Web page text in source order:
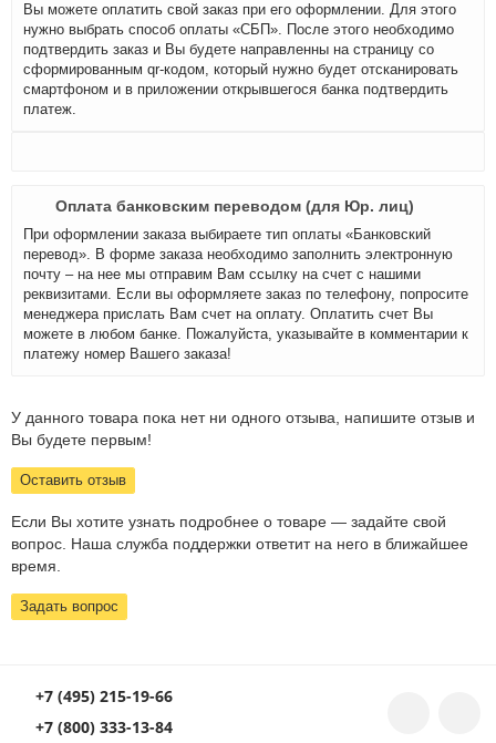
Вы можете оплатить свой заказ при его оформлении. Для этого
нужно выбрать способ оплаты «СБП». После этого необходимо
подтвердить заказ и Вы будете направленны на страницу со
сформированным qr-кодом, который нужно будет отсканировать
смартфоном и в приложении открывшегося банка подтвердить
платеж.
Оплата банковским переводом (для Юр. лиц)
При оформлении заказа выбираете тип оплаты «Банковский
перевод». В форме заказа необходимо заполнить электронную
почту – на нее мы отправим Вам ссылку на счет с нашими
реквизитами. Если вы оформляете заказ по телефону, попросите
менеджера прислать Вам счет на оплату. Оплатить счет Вы
можете в любом банке. Пожалуйста, указывайте в комментарии к
платежу номер Вашего заказа!
У данного товара пока нет ни одного отзыва, напишите отзыв и
Вы будете первым!
Оставить отзыв
Если Вы хотите узнать подробнее о товаре — задайте свой
вопрос. Наша служба поддержки ответит на него в ближайшее
время.
Задать вопрос
+7 (495) 215-19-66
+7 (800) 333-13-84